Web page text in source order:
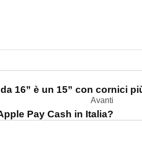
16” è un 15” con cornici
Avanti
Pay Cash in Italia?